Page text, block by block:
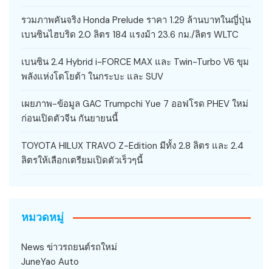
รวมภาพคันจริง Honda Prelude ราคา 1.29 ล้านบาทในญี่ปุ่น
เบนซินไฮบริด 2.0 ลิตร 184 แรงม้า 23.6 กม./ลิตร WLTC
เบนซิน 2.4 Hybrid i-FORCE MAX และ Twin-Turbo V6 ขุม
พลังแห่งโตโยต้า ในกระบะ และ SUV
เผยภาพ-ข้อมูล GAC Trumpchi Yue 7 ออฟโรด PHEV ใหม่
ก่อนเปิดตัวจีน กันยายนนี้
TOYOTA HILUX TRAVO Z-Edition มีทั้ง 2.8 ลิตร และ 2.4
ลิตรให้เลือกเตรียมเปิดตัวเร็วๆนี้
หมวดหมู่
News ข่าวรถยนต์รถใหม่
JuneYao Auto